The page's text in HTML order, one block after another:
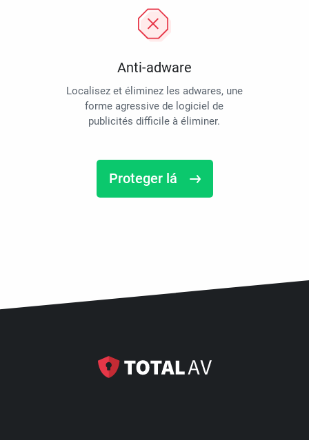
Anti-adware
Localisez et éliminez les adwares, une
forme agressive de logiciel de
publicités difficile à éliminer.
Proteger lá